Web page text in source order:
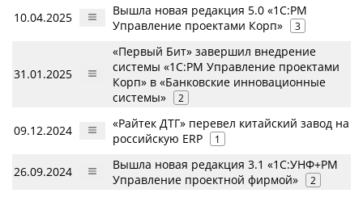
10.04.2025
Вышла новая редакция 5.0 «1С:PM
Управление проектами Корп»
3
31.01.2025
«Первый Бит» завершил внедрение
системы «1С:PM Управление проектами
Корп» в «Банковские инновационные
системы»
2
09.12.2024
«Райтек ДТГ» перевел китайский завод на
российскую ERP
1
26.09.2024
Вышла новая редакция 3.1 «1С:УНФ+PM
Управление проектной фирмой»
2